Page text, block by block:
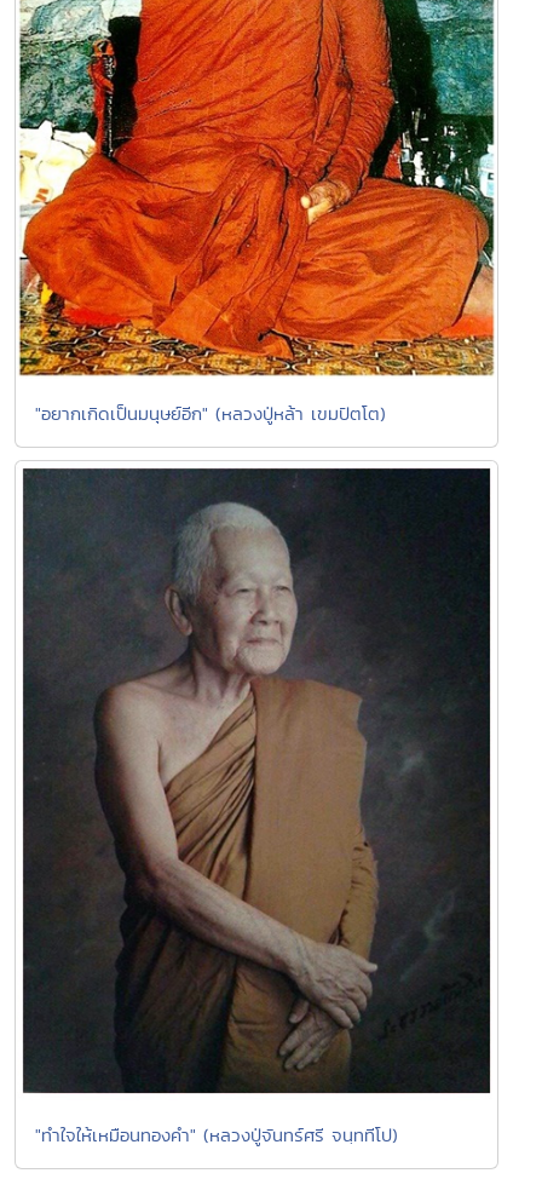
"อยากเกิดเป็นมนุษย์อีก" (หลวงปู่หล้า เขมปัตโต)
"ทำใจให้เหมือนทองคำ" (หลวงปู่จันทร์ศรี จนฺททีโป)